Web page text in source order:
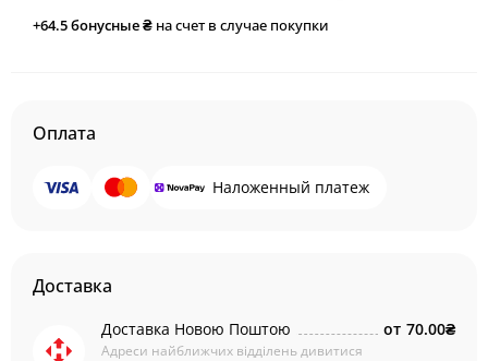
+64.5бонусные ₴ на счет в случае покупки
Оплата
Наложенный платеж
Доставка
Доставка Новою Поштою
Адреси найближчих відділень дивитися
от 70.00₴